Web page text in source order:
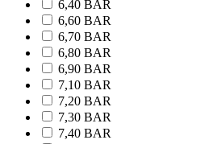
6,40 BAR
6,60 BAR
6,70 BAR
6,80 BAR
6,90 BAR
7,10 BAR
7,20 BAR
7,30 BAR
7,40 BAR